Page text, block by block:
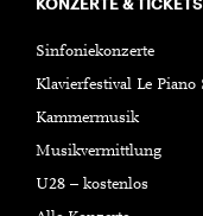
Sinfoniekonzerte
Klavierfestival Le
Kammermusik
Musikvermittlung
U28 – kostenlos